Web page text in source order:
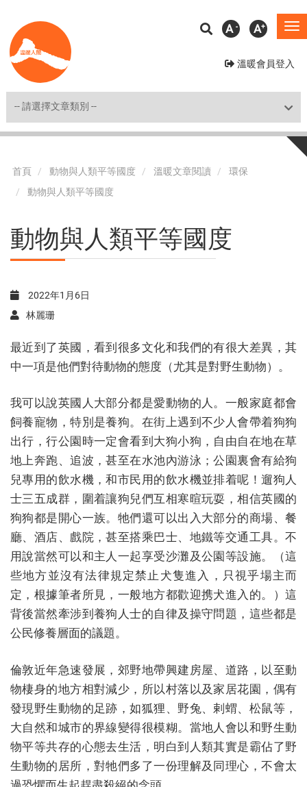
至
主
溫暖會員登入
A A
Shortcut
首頁 動物與人類平等國度 溫暖文章閱讀
環保
動物與人類平等國度
動物與人類平等國度
2022年1月6日
林麗珊
最近到了英國，看到很多文化和我們的有很大差異，其
中一項是他們對待動物的態度（尤其是對野生動物）。
我可以說英國人大部分都是愛動物的人。一般家庭都會
飼養寵物，特別是養狗。在街上遇到不少人會帶着狗狗
出行，行公園時一定會看到大狗小狗，自由自在地在草
地上奔跑、追波，甚至在水池內游泳；公園裏會有給狗
兒專用的飲水機，和市民用的飲水機並排着呢！遛狗人
士三五成群，圍着讓狗兒們互相寒暄玩耍，相信英國的
狗狗都是開心一族。牠們還可以出入大部分的商場、餐
廳、酒店、戲院，甚至搭乘巴士、地鐵等交通工具。不
用說當然可以和主人一起享受沙灘及公園等設施。（這
些地方並沒有法律規定禁止犬隻進入，只視乎場主而
定，根據筆者所見，一般地方都歡迎携犬進入的。）這
背後當然牽涉到養狗人士的自律及操守問題，這些都是
公民修養層面的議題。
倫敦近年急速發展，郊野地帶興建房屋、道路，以至動
物棲身的地方相對減少，所以村落以及家居花園，偶有
發現野生動物的足跡，如狐狸、野兔、剌蝟、松鼠等，
大自然和城市的界線變得很模糊。當地人會以和野生動
物平等共存的心態去生活，明白到人類其實是霸佔了野
生動物的居所，對牠們多了一份理解及同理心，不會太